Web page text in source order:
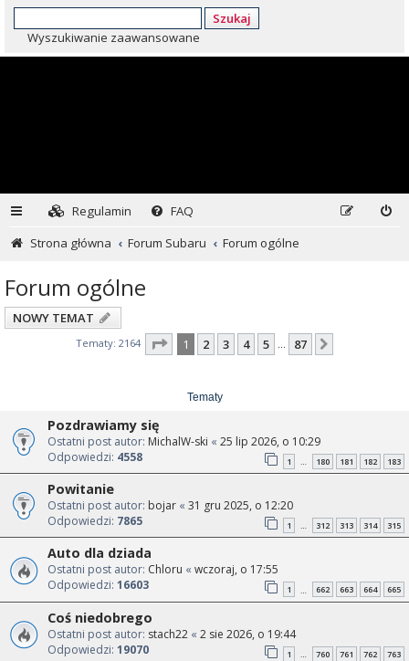
Szukaj
Wyszukiwanie zaawansowane
Regulamin
FAQ
Strona główna
Forum Subaru Forum ogólne
Forum ogólne
NOWY TEMAT
Tematy: 2164 Strona z87
1 2 3 4 5 … 87
Tematy
Pozdrawiamy się
Ostatni post autor: MichalW-ski « 25 lip 2026, o 10:29
Odpowiedzi: 4558 1 … 180 181 182 183
Powitanie
Ostatni post autor: bojar « 31 gru 2025, o 12:20
Odpowiedzi: 7865 1 … 312 313 314 315
Auto dla dziada
Ostatni post autor: Chloru « wczoraj, o 17:55
Odpowiedzi: 16603 1 … 662 663 664 665
Coś niedobrego
Ostatni post autor: stach22 « 2 sie 2026, o 19:44
Odpowiedzi: 19070 1 … 760 761 762 763